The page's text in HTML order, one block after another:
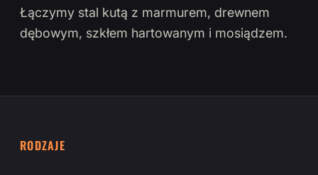
Łączymy stal kutą z marmurem, drewnem
dębowym, szkłem hartowanym i mosiądzem.
RODZAJE